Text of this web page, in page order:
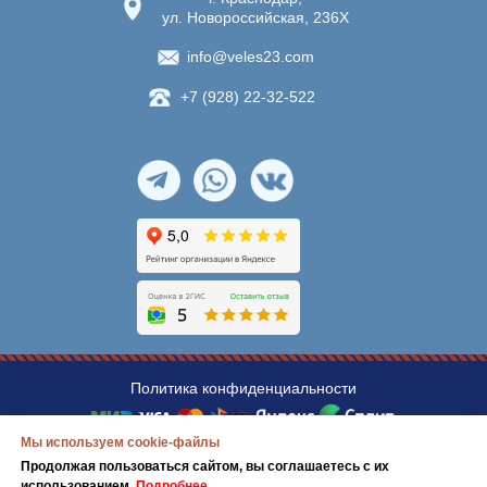
ул. Новороссийская, 236Х
+7 (928) 22-32-522
info@veles23.com
© ИП Павленко Ярослава Владимировна,
ИНН
Политика конфиденциальности
Мы используем cookie-файлы
Продолжая пользоваться сайтом, вы соглашаетесь с их